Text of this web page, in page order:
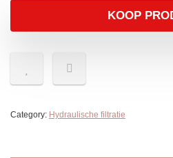
KOOP
Category: Hydraulische filtratie